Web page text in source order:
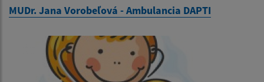
MUDr. Jana Vorobeľová - Ambulancia DAPTI